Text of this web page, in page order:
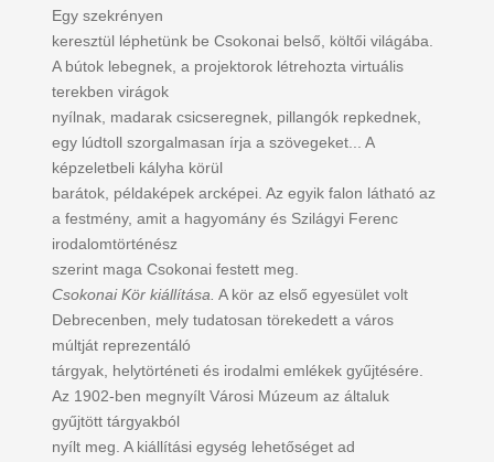
Egy szekrényen
keresztül léphetünk be Csokonai belső, költői világába.
A bútok lebegnek, a projektorok létrehozta virtuális
terekben virágok
nyílnak, madarak csicseregnek, pillangók repkednek,
egy lúdtoll szorgalmasan írja a szövegeket... A
képzeletbeli kályha körül
barátok, példaképek arcképei. Az egyik falon látható az
a festmény, amit a hagyomány és Szilágyi Ferenc
irodalomtörténész
szerint maga Csokonai festett meg.
Csokonai Kör kiállítása. A kör az első egyesület volt
Debrecenben, mely tudatosan törekedett a város
múltját reprezentáló
tárgyak, helytörténeti és irodalmi emlékek gyűjtésére.
Az 1902-ben megnyílt Városi Múzeum az általuk
gyűjtött tárgyakból
nyílt meg. A kiállítási egység lehetőséget ad